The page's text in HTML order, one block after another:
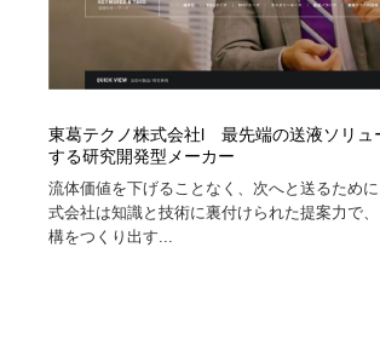
東葛テクノ株式会社l 最先端の送液ソリュ
する研究開発型メーカー
流体価値を下げることなく、次へと送るため
式会社は知識と技術に裏付けられた提案力で
構をつくり出す...